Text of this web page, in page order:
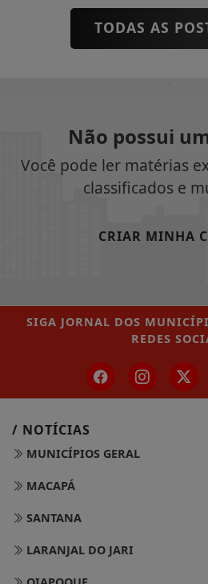
TODAS AS
Não possui
Você pode ler matérias
classificados e
CRIAR MINHA
SIGA JORNAL DOS
REDES
/ NOTÍCIAS
MUNICÍPIOS GERAL
MACAPÁ
SANTANA
LARANJAL DO JARI